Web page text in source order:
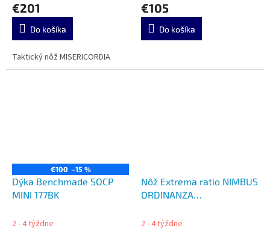
€201
Do košíka
Taktický nôž MISERICORDIA
€105
Do košíka
€100 –15 %
Dýka Benchmade SOCP
MINI 177BK
2 - 4 týždne
Nôž Extrema ratio NIMBUS
ORDINANZA
2 - 4 týždne